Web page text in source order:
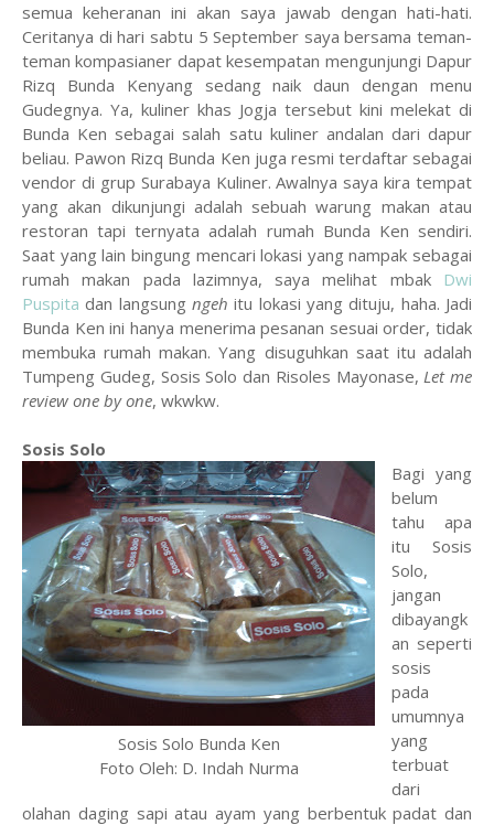
semua keheranan ini akan saya jawab dengan hati-hati.
Ceritanya di hari sabtu 5 September saya bersama teman-
teman kompasianer dapat kesempatan mengunjungi Dapur
Rizq Bunda Kenyang sedang naik daun dengan menu
Gudegnya. Ya, kuliner khas Jogja tersebut kini melekat di
Bunda Ken sebagai salah satu kuliner andalan dari dapur
beliau. Pawon Rizq Bunda Ken juga resmi terdaftar sebagai
vendor di grup Surabaya Kuliner. Awalnya saya kira tempat
yang akan dikunjungi adalah sebuah warung makan atau
restoran tapi ternyata adalah rumah Bunda Ken sendiri.
Saat yang lain bingung mencari lokasi yang nampak sebagai
rumah makan pada lazimnya, saya melihat mbak Dwi
Puspita dan langsung ngeh itu lokasi yang dituju, haha. Jadi
Bunda Ken ini hanya menerima pesanan sesuai order, tidak
membuka rumah makan. Yang disuguhkan saat itu adalah
Tumpeng Gudeg, Sosis Solo dan Risoles Mayonase,Let me
review one by one, wkwkw.
Sosis Solo
Sosis Solo Bunda Ken
Foto Oleh: D. Indah Nurma
Bagi yang
belum
tahu apa
itu Sosis
Solo,
jangan
dibayangk
an seperti
sosis
pada
umumnya
yang
terbuat
dari
olahan daging sapi atau ayam yang berbentuk padat dan